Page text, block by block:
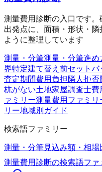
測量費用診断の入口です
出発点に、面積・形状・
ように整理しています
測量・分筆測量・分筆進め
界特定建て替え前セットバ
査定期間費用負担 隣人拒否
杭がない土地家屋調査士費
ァミリー測量費用ファミリ
リー地域別ガイド
検索語ファミリー
測量・分筆見込み額・相場
測量費用診断の検索語ファ